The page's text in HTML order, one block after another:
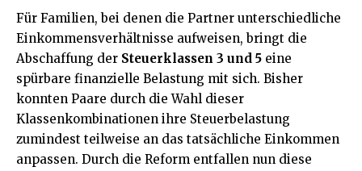
Für Familien, bei denen die Partner unterschiedliche
Einkommensverhältnisse aufweisen, bringt die
Abschaffung der Steuerklassen 3 und 5 eine
spürbare finanzielle Belastung mit sich. Bisher
konnten Paare durch die Wahl dieser
Klassenkombinationen ihre Steuerbelastung
zumindest teilweise an das tatsächliche Einkommen
anpassen. Durch die Reform entfallen nun diese